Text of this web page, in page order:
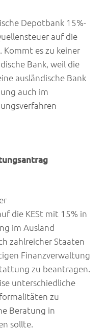
Depotbank 15%-
auf die
Kommt es zu keiner
Bank, weil die
ausländische Bank
auch im
die KESt mit 15% in
im Ausland
zahlreicher Staaten
Finanzverwaltung
zu beantragen.
unterschiedliche
zu
Beratung in
sollte.